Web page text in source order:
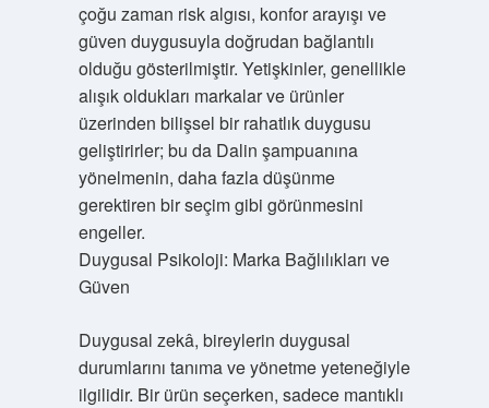
çoğu zaman risk algısı, konfor arayışı ve
güven duygusuyla doğrudan bağlantılı
olduğu gösterilmiştir. Yetişkinler, genellikle
alışık oldukları markalar ve ürünler
üzerinden bilişsel bir rahatlık duygusu
geliştirirler; bu da Dalin şampuanına
yönelmenin, daha fazla düşünme
gerektiren bir seçim gibi görünmesini
engeller.
Duygusal Psikoloji: Marka Bağlılıkları ve
Güven
Duygusal zekâ, bireylerin duygusal
durumlarını tanıma ve yönetme yeteneğiyle
ilgilidir. Bir ürün seçerken, sadece mantıklı